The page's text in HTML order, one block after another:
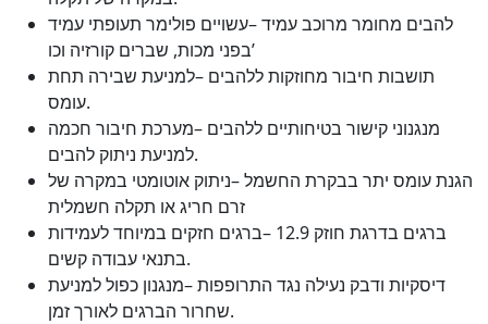
להבים מחומר מרוכב עמיד –עשויים פולימר תעופתי עמיד
בפני מכות, שברים קורזיה וכו’
תושבות חיבור מחוזקות ללהבים –למניעת שבירה תחת
עומס.
מנגנוני קישור בטיחותיים ללהבים –מערכת חיבור חכמה
למניעת ניתוק להבים.
הגנת עומס יתר בבקרת החשמל –ניתוק אוטומטי במקרה של
זרם חריג או תקלה חשמלית
ברגים בדרגת חוזק 12.9 –ברגים חזקים במיוחד לעמידות
בתנאי עבודה קשים.
דיסקיות ודבק נעילה נגד התרופפות –מנגנון כפול למניעת
שחרור הברגים לאורך זמן.